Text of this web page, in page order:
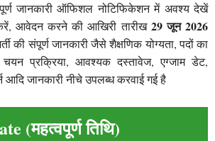
जानकारी ऑफिशल नोटिफिकेशन में अवश्य देखें
आवेदन करने की आखिरी तारीख 29 जून 2026
की संपूर्ण जानकारी जैसे शैक्षणिक योग्यता, पदों का
प्रक्रिया, आवश्यक दस्तावेज, एग्जाम डेट,
जानकारी नीचे उपलब्ध करवाई गई है
(महत्वपूर्ण तिथि)